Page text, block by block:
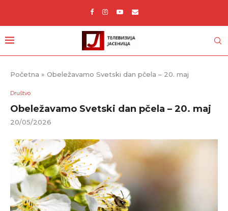
Početna » Obeležavamo Svetski dan pčela – 20. maj
Društvo
Obeležavamo Svetski dan pčela – 20. maj
20/05/2026